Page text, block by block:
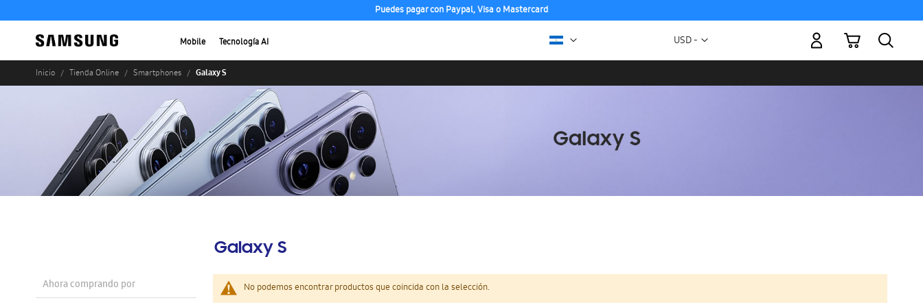
Puedes pagar con Paypal, Visa o Mastercard
Mobile Tecnología AI Moneda
USD -
Mi carrito
Inicio Tienda Online Smartphones Galaxy S
Galaxy S
No podemos encontrar productos que coincida con la selección.
Ahora comprando por